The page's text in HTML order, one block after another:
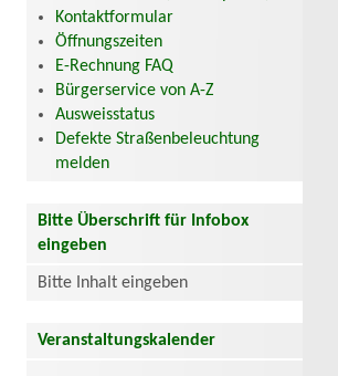
Kontaktformular
Öffnungszeiten
E-Rechnung FAQ
Bürgerservice von A-Z
Ausweisstatus
Defekte Straßenbeleuchtung
melden
Bitte Überschrift für Infobox
eingeben
Bitte Inhalt eingeben
Veranstaltungskalender